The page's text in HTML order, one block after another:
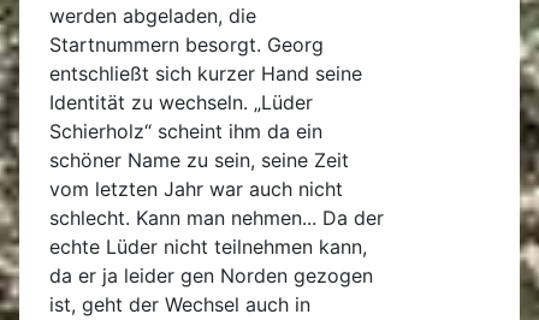
werden abgeladen, die
Startnummern besorgt. Georg
entschließt sich kurzer Hand seine
Identität zu wechseln. „Lüder
Schierholz“ scheint ihm da ein
schöner Name zu sein, seine Zeit
vom letzten Jahr war auch nicht
schlecht. Kann man nehmen... Da der
echte Lüder nicht teilnehmen kann,
da er ja leider gen Norden gezogen
ist, geht der Wechsel auch in